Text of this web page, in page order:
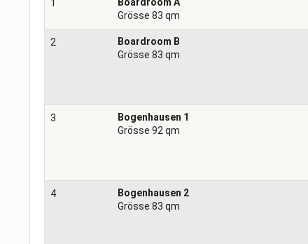
1
Grösse 83 qm
2
Boardroom B
Grösse 83 qm
3
Bogenhausen 1
Grösse 92 qm
4
Bogenhausen 2
Grösse 83 qm